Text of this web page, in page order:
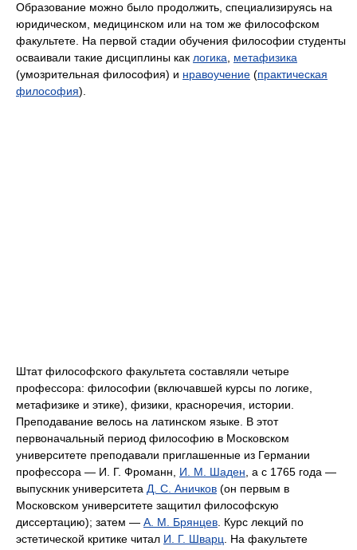
Образование можно было продолжить, специализируясь на
юридическом, медицинском или на том же философском
факультете. На первой стадии обучения философии студенты
осваивали такие дисциплины как логика
метафизика
(умозрительная философия) и нравоучение (практическая
философия).
Штат философского факультета составляли четыре
профессора: философии (включавшей курсы по логике,
метафизике и этике), физики, красноречия, истории.
Преподавание велось на латинском языке. В этот
первоначальный период философию в Московском
университете преподавали приглашенные из Германии
профессора — И. Г. Фроманн, И. М. Шаден , а с 1765 года —
выпускник университета Д. С. Аничков (он первым в
Московском университете защитил философскую
диссертацию); затем — А. М. Брянцев . Курс лекций по
эстетической критике читал И. Г. Шварц . На факультете